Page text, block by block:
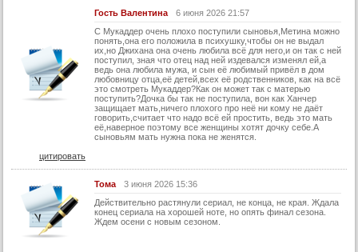
44 серия
48 серия
49 серия
50 серия
51 серия
Гость Валентина
6 июня 2026 21:57
С Мукаддер очень плохо поступили сыновья,Метина можно
понять,она его положила в психушку,чтобы он не выдал
их,но Джихана она очень любила всё для него,и он так с ней
поступил, зная что отец над ней издевался изменял ей,а
ведь она любила мужа, и сын её любимый привёл в дом
любовницу отца,её детей,всех её родственников, как на всё
это смотреть Мукаддер?Как он может так с матерью
поступить?Дочка бы так не поступила, вон как Ханчер
защищает мать,ничего плохого про неё ни кому не даёт
говорить,считает что надо всё ей простить, ведь это мать
её,наверное поэтому все женщины хотят дочку себе.А
сыновьям мать нужна пока не женятся.
цитировать
Тома
3 июня 2026 15:36
Действительно растянули сериал, не конца, не края. Ждала
конец сериала на хорошей ноте, но опять финал сезона.
Ждем осени с новым сезоном.